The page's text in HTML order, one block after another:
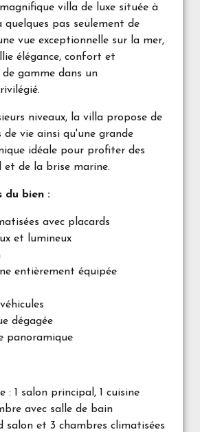
villa de luxe située à
quelques pas seulement de
vue exceptionnelle sur la mer,
élégance, confort et
gamme dans un
niveaux, la villa propose de
de vie ainsi qu'une grande
idéale pour profiter des
et de la brise marine.
du bien :
avec placards
et lumineux
entièrement équipée
dégagée
panoramique
: 1 salon principal, 1 cuisine
avec salle de bain
salon et 3 chambres climatisées